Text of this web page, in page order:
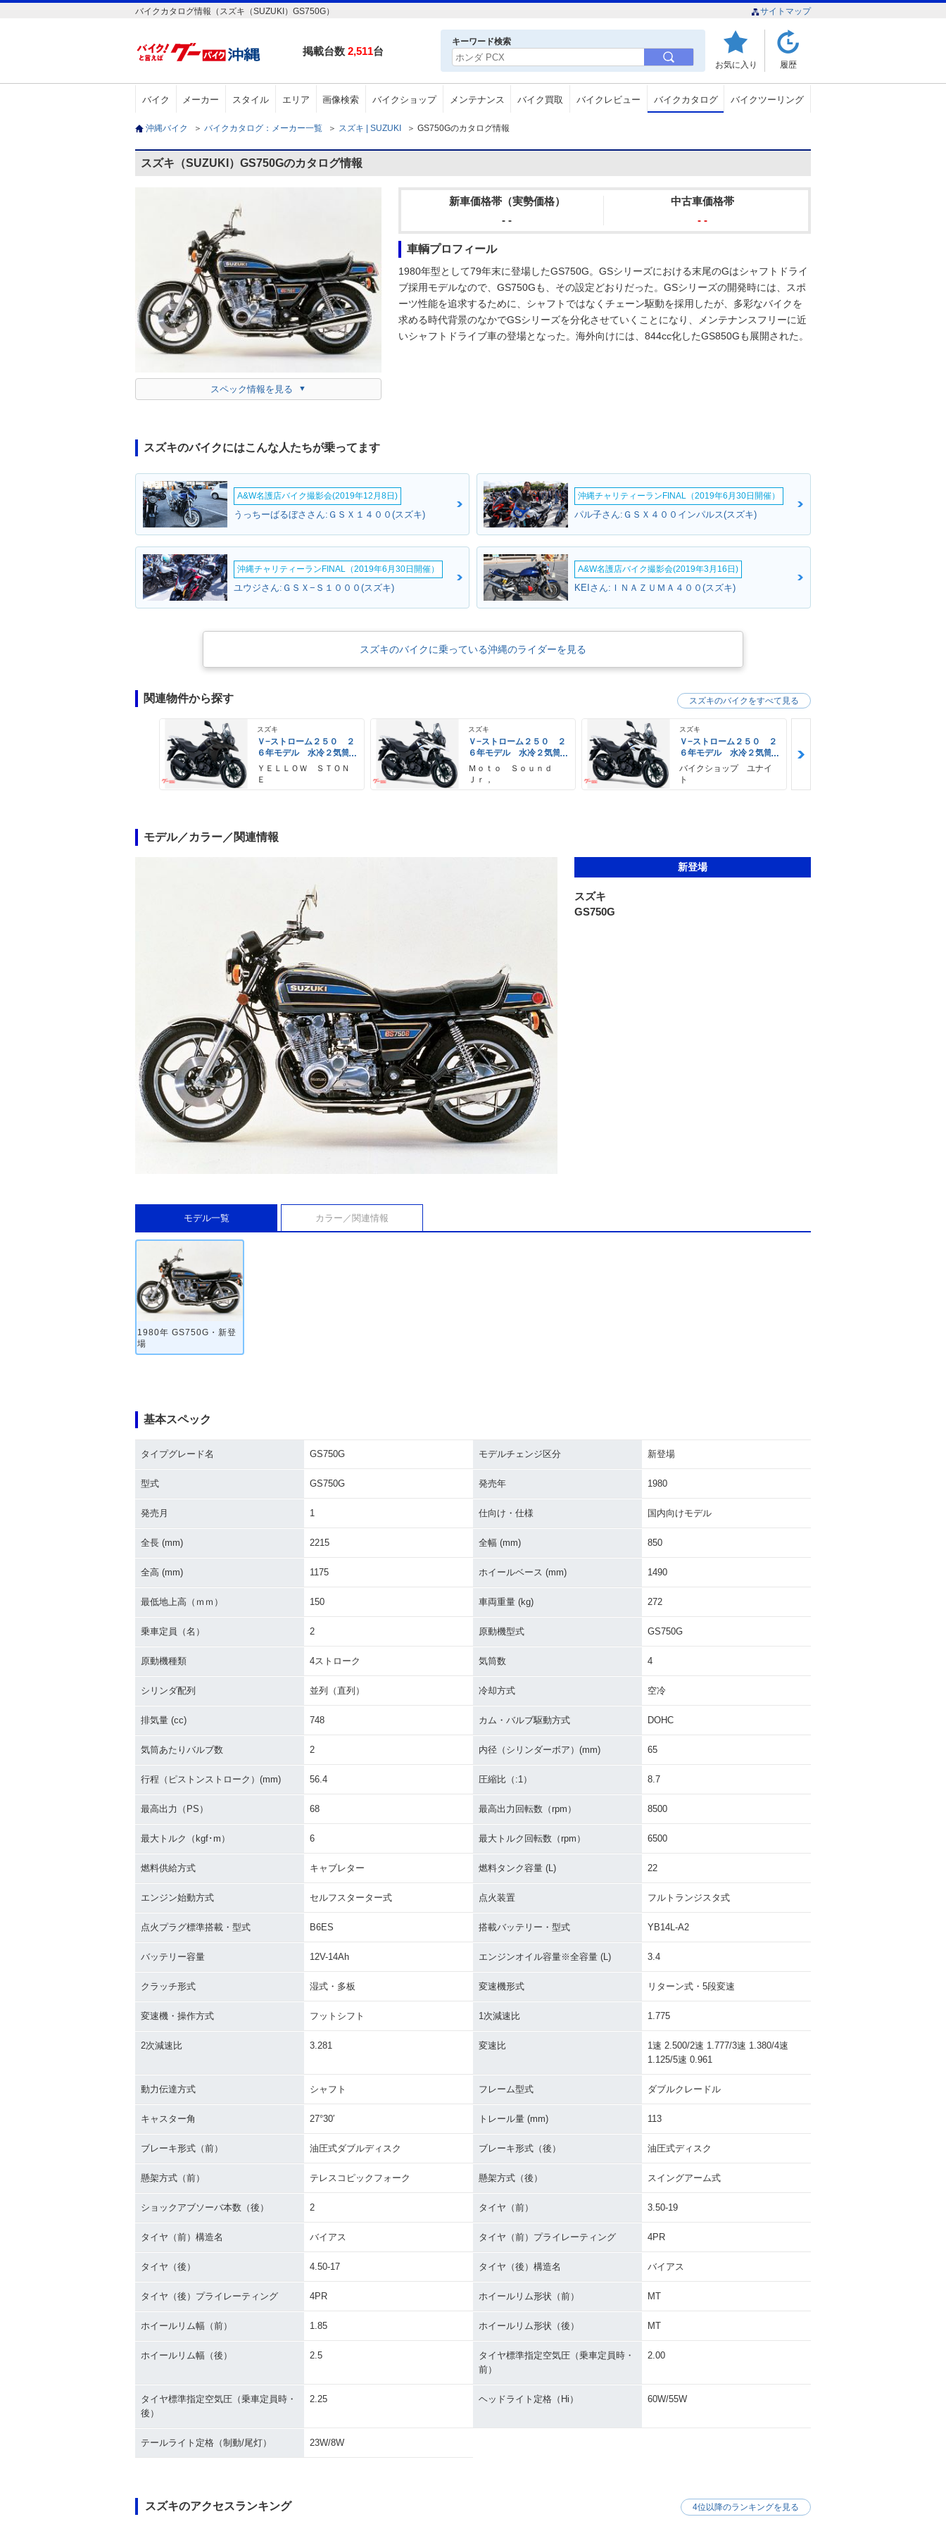
バイクカタログ情報（スズキ（SUZUKI）GS750G） サイトマップ
掲載台数 2,511台
キーワード検索
お気に入り 履歴
バイク メーカー スタイル エリア 画像検索 バイクショップ メンテナンス バイク買取 バイクレビュー バイクカタログ バイクツーリング
沖縄バイク ＞ バイクカタログ：メーカー一覧 ＞ スズキ | SUZUKI ＞ GS750Gのカタログ情報
スズキ（SUZUKI）GS750Gのカタログ情報
スペック情報を見る
新車価格帯（実勢価格）
- -
中古車価格帯
- -
車輌プロフィール
1980年型として79年末に登場したGS750G。GSシリーズにおける末尾のGはシャフトドライ
ブ採用モデルなので、GS750Gも、その設定どおりだった。GSシリーズの開発時には、スポ
ーツ性能を追求するために、シャフトではなくチェーン駆動を採用したが、多彩なバイクを
求める時代背景のなかでGSシリーズを分化させていくことになり、メンテナンスフリーに近
いシャフトドライブ車の登場となった。海外向けには、844cc化したGS850Gも展開された。
スズキのバイクにはこんな人たちが乗ってます
A&W名護店バイク撮影会(2019年12月8日)
うっちーばるぼささん:ＧＳＸ１４００(スズキ)
沖縄チャリティーランFINAL（2019年6月30日開催）
パル子さん:ＧＳＸ４００インパルス(スズキ)
沖縄チャリティーランFINAL（2019年6月30日開催）
ユウジさん:ＧＳＸ−Ｓ１０００(スズキ)
A&W名護店バイク撮影会(2019年3月16日)
KEIさん:ＩＮＡＺＵＭＡ４００(スズキ)
スズキのバイクに乗っている沖縄のライダーを見る
関連物件から探す
スズキ
Ｖ−ストローム２５０ ２
６年モデル 水冷２気筒
エンジン ＬＥＤヘッド
ライト標準装備
ＹＥＬＬＯＷ ＳＴＯＮ
Ｅ
スズキ
Ｖ−ストローム２５０ ２
６年モデル 水冷２気筒
エンジン ＬＥＤヘッド
ライト標準装備
Ｍｏｔｏ Ｓｏｕｎｄ
Ｊｒ，
スズキ
Ｖ−ストローム２５０ ２
６年モデル 水冷２気筒
エンジン ＬＥＤヘッド
ライト標準装備
バイクショップ ユナイ
ト
スズキのバイクをすべて見る
モデル／カラー／関連情報
新登場
スズキ
GS750G
モデル一覧 カラー／関連情報
1980年 GS750G・新登
場
基本スペック
タイプグレード名 GS750G モデルチェンジ区分 新登場
型式 GS750G 発売年 1980
発売月 1 仕向け・仕様 国内向けモデル
全長 (mm) 2215 全幅 (mm) 850
全高 (mm) 1175 ホイールベース (mm) 1490
最低地上高（ｍｍ） 150 車両重量 (kg) 272
乗車定員（名） 2 原動機型式 GS750G
原動機種類 4ストローク 気筒数 4
シリンダ配列 並列（直列） 冷却方式 空冷
排気量 (cc) 748 カム・バルブ駆動方式 DOHC
気筒あたりバルブ数 2 内径（シリンダーボア）(mm) 65
行程（ピストンストローク）(mm) 56.4 圧縮比（:1） 8.7
最高出力（PS） 68 最高出力回転数（rpm） 8500
最大トルク（kgf･m） 6 最大トルク回転数（rpm） 6500
燃料供給方式 キャブレター 燃料タンク容量 (L) 22
エンジン始動方式 セルフスターター式 点火装置 フルトランジスタ式
点火プラグ標準搭載・型式 B6ES 搭載バッテリー・型式 YB14L-A2
バッテリー容量 12V-14Ah エンジンオイル容量※全容量 (L) 3.4
クラッチ形式 湿式・多板 変速機形式 リターン式・5段変速
変速機・操作方式 フットシフト 1次減速比 1.775
2次減速比 3.281 変速比
1速 2.500/2速 1.777/3速 1.380/4速
1.125/5速 0.961
動力伝達方式 シャフト フレーム型式 ダブルクレードル
キャスター角 27°30′ トレール量 (mm) 113
ブレーキ形式（前） 油圧式ダブルディスク ブレーキ形式（後） 油圧式ディスク
懸架方式（前） テレスコピックフォーク 懸架方式（後） スイングアーム式
ショックアブソーバ本数（後） 2 タイヤ（前） 3.50-19
タイヤ（前）構造名 バイアス タイヤ（前）プライレーティング 4PR
タイヤ（後） 4.50-17 タイヤ（後）構造名 バイアス
タイヤ（後）プライレーティング 4PR ホイールリム形状（前） MT
ホイールリム幅（前） 1.85 ホイールリム形状（後） MT
ホイールリム幅（後） 2.5
タイヤ標準指定空気圧（乗車定員時・
前）
2.00
タイヤ標準指定空気圧（乗車定員時・
後）
2.25 ヘッドライト定格（Hi） 60W/55W
テールライト定格（制動/尾灯） 23W/8W
スズキのアクセスランキング 4位以降のランキングを見る